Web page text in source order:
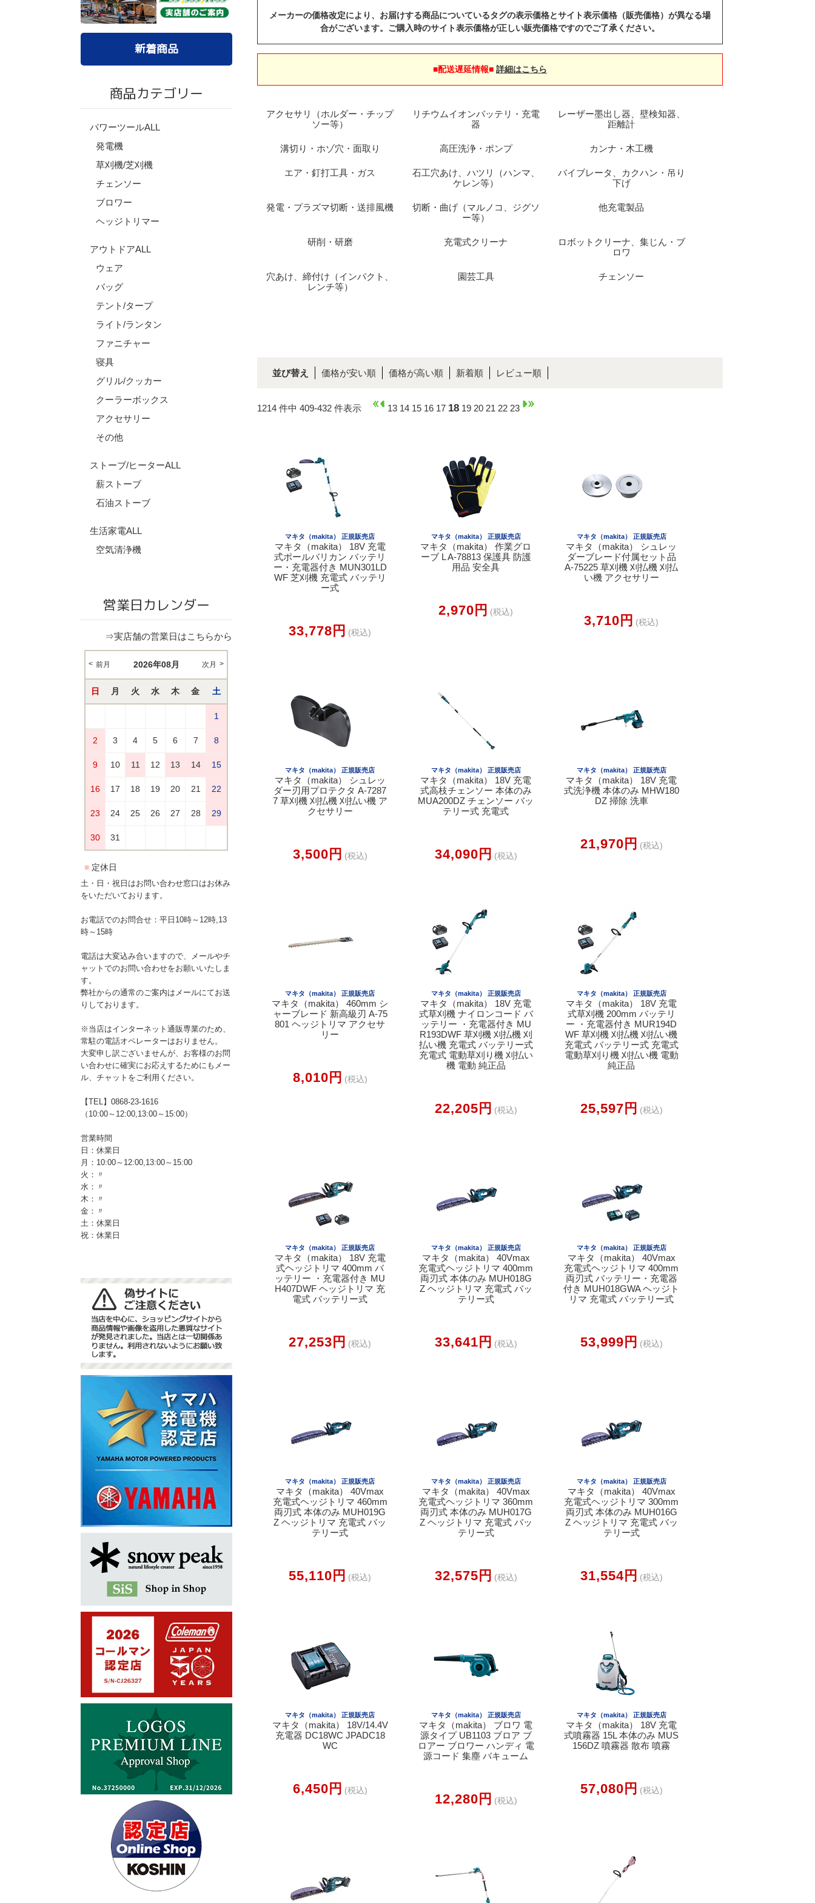
新着商品
商品カテゴリー
パワーツールALL
発電機
草刈機/芝刈機
チェンソー
ブロワー
ヘッジトリマー
アウトドアALL
ウェア
バッグ
テント/タープ
ライト/ランタン
ファニチャー
寝具
グリル/クッカー
クーラーボックス
アクセサリー
その他
ストーブ/ヒーターALL
薪ストーブ
石油ストーブ
生活家電ALL
空気清浄機
営業日カレンダー
⇒実店舗の営業日はこちらから
土・日・祝日はお問い合わせ窓口はお休み
をいただいております。
お電話でのお問合せ：平日10時～12時,13
時～15時
電話は大変込み合いますので、メールやチ
ャットでのお問い合わせをお願いいたしま
す。
弊社からの通常のご案内はメールにてお送
りしております。
※当店はインターネット通販専業のため、
常駐の電話オペレーターはおりません。
大変申し訳ございませんが、お客様のお問
い合わせに確実にお応えするためにもメー
ル、チャットをご利用ください。
【TEL】0868-23-1616
（10:00～12:00,13:00～15:00）
営業時間
日：休業日
月：10:00～12:00,13:00～15:00
火：〃
水：〃
木：〃
金：〃
土：休業日
祝：休業日
メーカーの価格改定により、お届けする商品についているタグの表示価格とサイト表示価格（販売価格）が異なる場
合がございます。ご購入時のサイト表示価格が正しい販売価格ですのでご了承ください。
■配送遅延情報■ 詳細はこちら
アクセサリ（ホルダー・チップ
ソー等）
リチウムイオンバッテリ・充電
器
レーザー墨出し器、壁検知器、
距離計
溝切り・ホゾ穴・面取り 高圧洗浄・ポンプ カンナ・木工機
エア・釘打工具・ガス
石工穴あけ、ハツリ（ハンマ、
ケレン等）
バイブレータ、カクハン・吊り
下げ
発電・プラズマ切断・送排風機
切断・曲げ（マルノコ、ジグソ
ー等）
他充電製品
研削・研磨 充電式クリーナ
ロボットクリーナ、集じん・ブ
ロワ
穴あけ、締付け（インパクト、
レンチ等）
園芸工具 チェンソー
並び替え 価格が安い順 価格が高い順 新着順 レビュー順
1214 件中 409-432 件表示 13 14 15 16 17 18 19 20 21 22 23
マキタ（makita） 正規販売店
マキタ（makita） 18V 充電
式ポールバリカン バッテリ
ー・充電器付き MUN301LD
WF 芝刈機 充電式 バッテリ
ー式
33,778円 (税込)
マキタ（makita） 正規販売店
マキタ（makita） 作業グロ
ーブ L A-78813 保護具 防護
用品 安全具
2,970円 (税込)
マキタ（makita） 正規販売店
マキタ（makita） シュレッ
ダーブレード付属セット品
A-75225 草刈機 刈払機 刈払
い機 アクセサリー
3,710円 (税込)
マキタ（makita） 正規販売店
マキタ（makita） シュレッ
ダー刃用プロテクタ A-7287
7 草刈機 刈払機 刈払い機 ア
クセサリー
3,500円 (税込)
マキタ（makita） 正規販売店
マキタ（makita） 18V 充電
式高枝チェンソー 本体のみ
MUA200DZ チェンソー バッ
テリー式 充電式
34,090円 (税込)
マキタ（makita） 正規販売店
マキタ（makita） 18V 充電
式洗浄機 本体のみ MHW180
DZ 掃除 洗車
21,970円 (税込)
マキタ（makita） 正規販売店
マキタ（makita） 460mm シ
ャーブレード 新高級刃 A-75
801 ヘッジトリマ アクセサ
リー
8,010円 (税込)
マキタ（makita） 正規販売店
マキタ（makita） 18V 充電
式草刈機 ナイロンコード バ
ッテリー ・充電器付き MU
R193DWF 草刈機 刈払機 刈
払い機 充電式 バッテリー式
充電式 電動草刈り機 刈払い
機 電動 純正品
22,205円 (税込)
マキタ（makita） 正規販売店
マキタ（makita） 18V 充電
式草刈機 200mm バッテリ
ー ・充電器付き MUR194D
WF 草刈機 刈払機 刈払い機
充電式 バッテリー式 充電式
電動草刈り機 刈払い機 電動
純正品
25,597円 (税込)
マキタ（makita） 正規販売店
マキタ（makita） 18V 充電
式ヘッジトリマ 400mm バ
ッテリー ・充電器付き MU
H407DWF ヘッジトリマ 充
電式 バッテリー式
27,253円 (税込)
マキタ（makita） 正規販売店
マキタ（makita） 40Vmax
充電式ヘッジトリマ 400mm
両刃式 本体のみ MUH018G
Z ヘッジトリマ 充電式 バッ
テリー式
33,641円 (税込)
マキタ（makita） 正規販売店
マキタ（makita） 40Vmax
充電式ヘッジトリマ 400mm
両刃式 バッテリー・充電器
付き MUH018GWA ヘッジト
リマ 充電式 バッテリー式
53,999円 (税込)
マキタ（makita） 正規販売店
マキタ（makita） 40Vmax
充電式ヘッジトリマ 460mm
両刃式 本体のみ MUH019G
Z ヘッジトリマ 充電式 バッ
テリー式
55,110円 (税込)
マキタ（makita） 正規販売店
マキタ（makita） 40Vmax
充電式ヘッジトリマ 360mm
両刃式 本体のみ MUH017G
Z ヘッジトリマ 充電式 バッ
テリー式
32,575円 (税込)
マキタ（makita） 正規販売店
マキタ（makita） 40Vmax
充電式ヘッジトリマ 300mm
両刃式 本体のみ MUH016G
Z ヘッジトリマ 充電式 バッ
テリー式
31,554円 (税込)
マキタ（makita） 正規販売店
マキタ（makita） 18V/14.4V
充電器 DC18WC JPADC18
WC
6,450円 (税込)
マキタ（makita） 正規販売店
マキタ（makita） ブロワ 電
源タイプ UB1103 ブロア ブ
ロアー ブロワー ハンディ 電
源コード 集塵 バキューム
12,280円 (税込)
マキタ（makita） 正規販売店
マキタ（makita） 18V 充電
式噴霧器 15L 本体のみ MUS
156DZ 噴霧器 散布 噴霧
57,080円 (税込)